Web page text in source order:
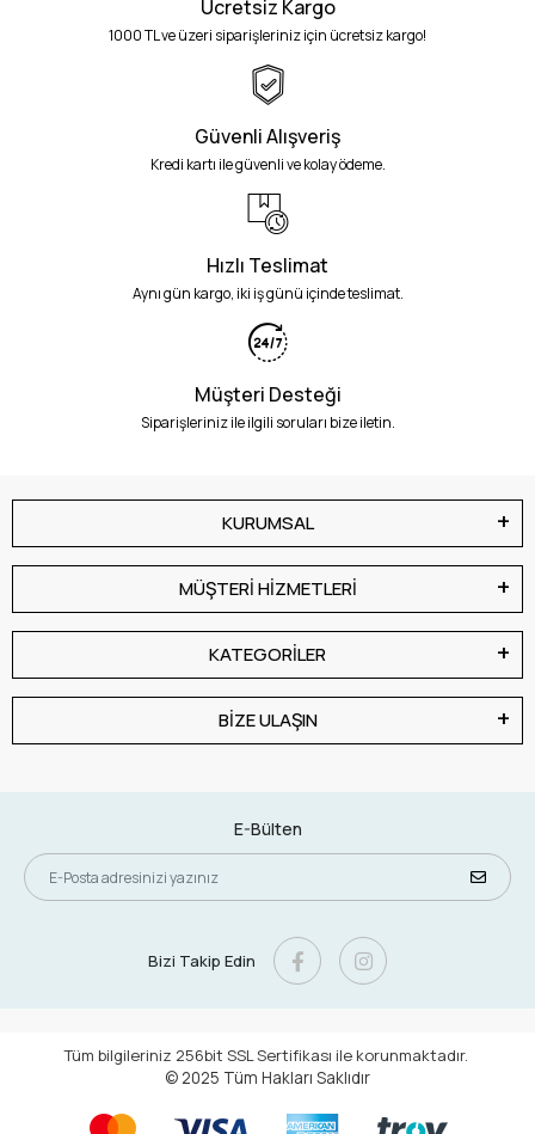
Ücretsiz Kargo
1000 TL ve üzeri siparişleriniz için ücretsiz kargo!
Güvenli Alışveriş
Kredi kartı ile güvenli ve kolay ödeme.
Hızlı Teslimat
Aynı gün kargo, iki iş günü içinde teslimat.
Müşteri Desteği
Siparişleriniz ile ilgili soruları bize iletin.
KURUMSAL
MÜŞTERİ HİZMETLERİ
KATEGORİLER
BİZE ULAŞIN
E-Bülten
Bizi Takip Edin
Tüm bilgileriniz 256bit SSL Sertifikası ile korunmaktadır.
© 2025 Tüm Hakları Saklıdır